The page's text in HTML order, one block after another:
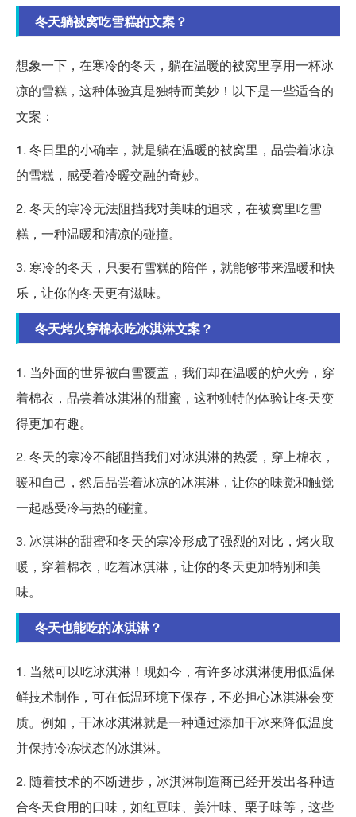
冬天躺被窝吃雪糕的文案？
想象一下，在寒冷的冬天，躺在温暖的被窝里享用一杯冰
凉的雪糕，这种体验真是独特而美妙！以下是一些适合的
文案：
1. 冬日里的小确幸，就是躺在温暖的被窝里，品尝着冰凉
的雪糕，感受着冷暖交融的奇妙。
2. 冬天的寒冷无法阻挡我对美味的追求，在被窝里吃雪
糕，一种温暖和清凉的碰撞。
3. 寒冷的冬天，只要有雪糕的陪伴，就能够带来温暖和快
乐，让你的冬天更有滋味。
冬天烤火穿棉衣吃冰淇淋文案？
1. 当外面的世界被白雪覆盖，我们却在温暖的炉火旁，穿
着棉衣，品尝着冰淇淋的甜蜜，这种独特的体验让冬天变
得更加有趣。
2. 冬天的寒冷不能阻挡我们对冰淇淋的热爱，穿上棉衣，
暖和自己，然后品尝着冰凉的冰淇淋，让你的味觉和触觉
一起感受冷与热的碰撞。
3. 冰淇淋的甜蜜和冬天的寒冷形成了强烈的对比，烤火取
暖，穿着棉衣，吃着冰淇淋，让你的冬天更加特别和美
味。
冬天也能吃的冰淇淋？
1. 当然可以吃冰淇淋！现如今，有许多冰淇淋使用低温保
鲜技术制作，可在低温环境下保存，不必担心冰淇淋会变
质。例如，干冰冰淇淋就是一种通过添加干冰来降低温度
并保持冷冻状态的冰淇淋。
2. 随着技术的不断进步，冰淇淋制造商已经开发出各种适
合冬天食用的口味，如红豆味、姜汁味、栗子味等，这些